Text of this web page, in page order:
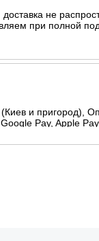
не
при полной
и пригород),
Pay, Apple